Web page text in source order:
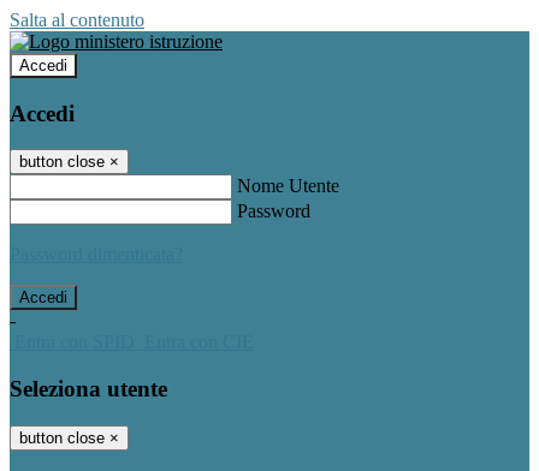
Salta al contenuto
Accedi
Accedi
button close ×
Nome Utente
Password
-
Seleziona utente
button close ×